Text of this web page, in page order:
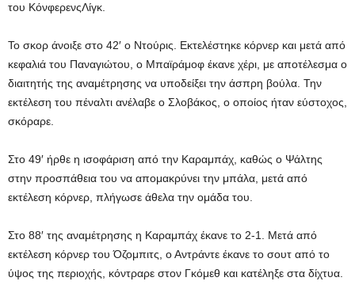
του ΚόνφερενςΛίγκ.
Το σκορ άνοιξε στο 42′ ο Ντούρις. Εκτελέστηκε κόρνερ και μετά από
κεφαλιά του Παναγιώτου, ο Μπαϊράμοφ έκανε χέρι, με αποτέλεσμα ο
διαιτητής της αναμέτρησης να υποδείξει την άσπρη βούλα. Την
εκτέλεση του πέναλτι ανέλαβε ο Σλοβάκος, ο οποίος ήταν εύστοχος,
σκόραρε.
Στο 49′ ήρθε η ισοφάριση από την Καραμπάχ, καθώς ο Ψάλτης
στην προσπάθεια του να απομακρύνει την μπάλα, μετά από
εκτέλεση κόρνερ, πλήγωσε άθελα την ομάδα του.
Στο 88′ της αναμέτρησης η Καραμπάχ έκανε το 2-1. Μετά από
εκτέλεση κόρνερ του Όζομπιτς, ο Αντράντε έκανε το σουτ από το
ύψος της περιοχής, κόντραρε στον Γκόμεθ και κατέληξε στα δίχτυα.